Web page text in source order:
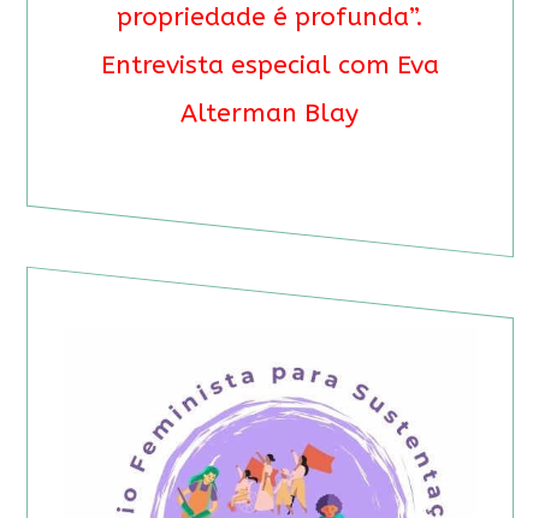
propriedade é profunda”.
Entrevista especial com Eva
Alterman Blay